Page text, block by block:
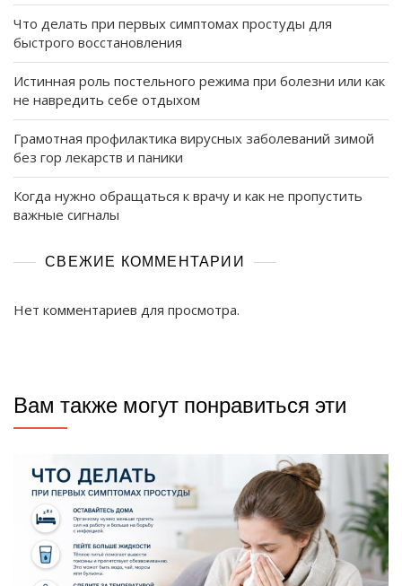
Что делать при первых симптомах простуды для
быстрого восстановления
Истинная роль постельного режима при болезни или как
не навредить себе отдыхом
Грамотная профилактика вирусных заболеваний зимой
без гор лекарств и паники
Когда нужно обращаться к врачу и как не пропустить
важные сигналы
СВЕЖИЕ КОММЕНТАРИИ
Нет комментариев для просмотра.
Вам также могут понравиться эти